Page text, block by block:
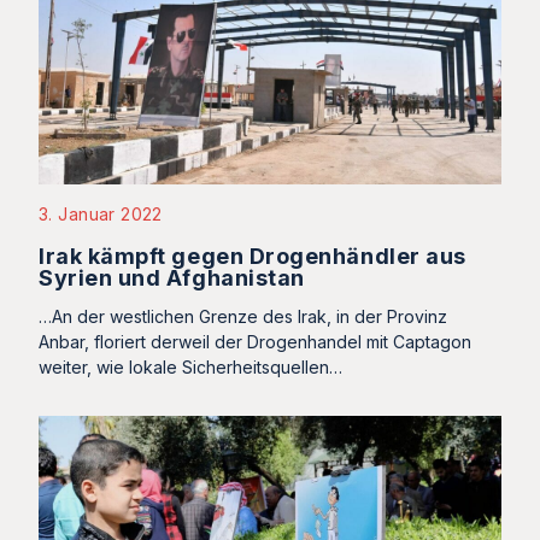
3. Januar 2022
Irak kämpft gegen Drogenhändler aus
Syrien und Afghanistan
…An der westlichen Grenze des Irak, in der Provinz
Anbar, floriert derweil der Drogenhandel mit Captagon
weiter, wie lokale Sicherheitsquellen…